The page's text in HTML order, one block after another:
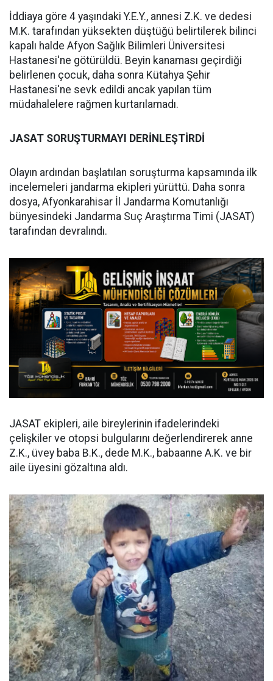
İddiaya göre 4 yaşındaki Y.E.Y., annesi Z.K. ve dedesi
M.K. tarafından yüksekten düştüğü belirtilerek bilinci
kapalı halde Afyon Sağlık Bilimleri Üniversitesi
Hastanesi'ne götürüldü. Beyin kanaması geçirdiği
belirlenen çocuk, daha sonra Kütahya Şehir
Hastanesi'ne sevk edildi ancak yapılan tüm
müdahalelere rağmen kurtarılamadı.
JASAT SORUŞTURMAYI DERİNLEŞTİRDİ
Olayın ardından başlatılan soruşturma kapsamında ilk
incelemeleri jandarma ekipleri yürüttü. Daha sonra
dosya, Afyonkarahisar İl Jandarma Komutanlığı
bünyesindeki Jandarma Suç Araştırma Timi (JASAT)
tarafından devralındı.
JASAT ekipleri, aile bireylerinin ifadelerindeki
çelişkiler ve otopsi bulgularını değerlendirerek anne
Z.K., üvey baba B.K., dede M.K., babaanne A.K. ve bir
aile üyesini gözaltına aldı.